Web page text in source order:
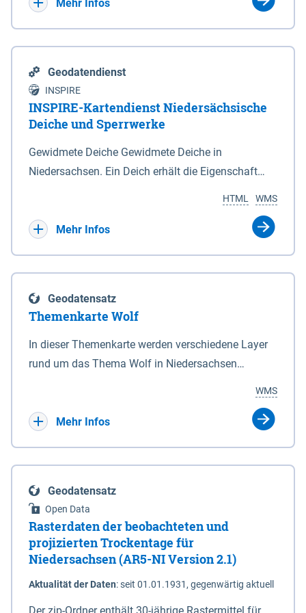
Mehr Infos
Geodatendienst
INSPIRE
INSPIRE-Kartendienst Niedersächsische
Deiche und Sperrwerke
Gewidmete Deiche Gewidmete Deiche in
Niedersachsen. Ein Deich erhält die Eigenschaft
Deichbehörde durch Verordnung ausspricht. Für
enthalten. Sperrwerke Sperrwerke sind Bauwerke
mit Sperrvorrichtungen in Tidegewässern, die dem
Schutz eines Gebietes vor erhöhten Tiden, vor allem
vor Sturmfluten, zu dienen bestimmt sind (§2 Abs.3
Eigenschaft eines Sperrwerkes durch Widmung, die
die Deichbehörde durch Verordnung ausspricht.
WMS
HTML
Mehr Infos
Geodatensatz
Themenkarte Wolf
In dieser Themenkarte werden verschiedene Layer
rund um das Thema Wolf in Niedersachsen
sowie Status der bestehenden Wolfsterritorien im
laufenden Monitoringjahr.
WMS
Mehr Infos
Geodatensatz
Open Data
Rasterdaten der beobachteten und
projizierten Trockentage für
Niedersachsen (AR5-NI Version 2.1)
Aktualität der Daten:seit 01.01.1931, gegenwärtig aktuell